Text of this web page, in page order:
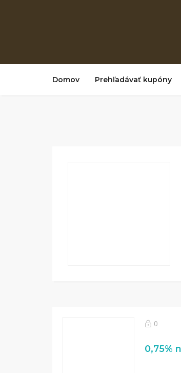
Domov Prehľadávať kupóny
0